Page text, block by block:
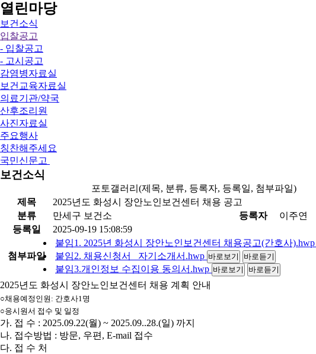
열린마당
보건소식
입찰공고
- 입찰공고
- 고시공고
감염병자료실
보건교육자료실
의료기관/약국
산후조리원
사진자료실
주요행사
칭찬해주세요
국민신문고
보건소식
포토갤러리(제목, 분류, 등록자, 등록일, 첨부파일)
제목
2025년도 화성시 장안노인보건센터 채용 공고
분류
만세구 보건소 등록자
이주연
등록일
2025-09-19 15:08:59
첨부파일
붙임1. 2025년 화성시 장안노인보건센터 채용공고(간호사).hwp
붙임2. 채용신청서_ 자기소개서.hwp 바로보기 바로듣기
붙임3.개인정보 수집이용 동의서.hwp 바로보기 바로듣기
2025년도 화성시 장안노인보건센터 채용 계획 안내
○채용예정인원: 간호사1명
○응시원서 접수 및 일정
가. 접 수 : 2025.09.22(월) ~ 2025.09..28.(일) 까지
나. 접수방법 : 방문, 우편, E-mail 접수
다. 접 수 처